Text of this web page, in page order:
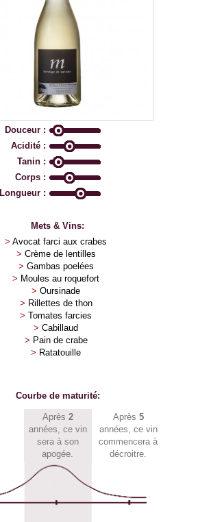
Douceur :
Acidité :
Tanin :
Corps :
Longueur :
Mets & Vins:
> Avocat farci aux crabes
> Crème de lentilles
> Gambas poelées
> Moules au roquefort
> Oursinade
> Rillettes de thon
> Tomates farcies
> Cabillaud
> Pain de crabe
> Ratatouille
Courbe de maturité:
Après 2
années, ce vin
sera à son
apogée.
Après 5
années, ce vin
commencera à
décroitre.